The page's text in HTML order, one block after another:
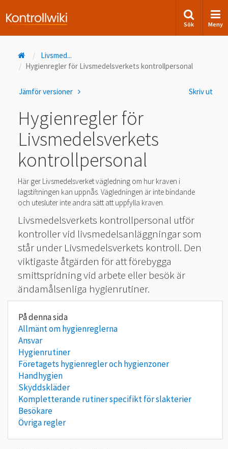
Sök Meny
Livsmed...
Hygienregler för Livsmedelsverkets kontrollpersonal
Skriv ut
Jämför versioner
Hygienregler för
Livsmedelsverkets
kontrollpersonal
Här ger Livsmedelsverket vägledning om hur kraven i
lagstiftningen kan uppnås. Vägledningen är inte bindande
och utesluter inte andra sätt att uppfylla kraven.
Livsmedelsverkets kontrollpersonal utför
kontroller vid livsmedelsanläggningar som
står under Livsmedelsverkets kontroll. Den
viktigaste åtgärden för att förebygga
smittspridning vid arbete eller besök är
ändamålsenliga hygienrutiner.
Allmänt om hygienreglerna
Ansvar
Hygienrutiner
Företagets hygienregler och hygienzoner
Handhygien
Skyddskläder
Kompletterande rutiner specifikt för slakterier
Besökare
Övriga regler